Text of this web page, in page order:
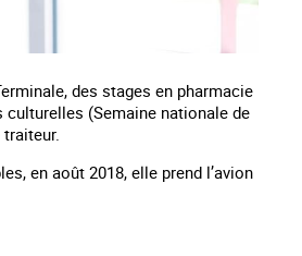
des stages en pharmacie
(Semaine nationale de
en août 2018, elle prend l’avion